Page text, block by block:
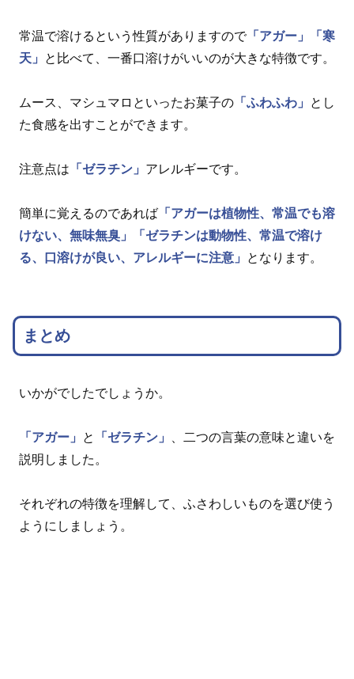
常温で溶けるという性質がありますので「アガー」
「寒
天」
と比べて、一番口溶けがいいのが大きな特徴です。
ムース、マシュマロといったお菓子の 「ふわふわ」
とし
た食感を出すことができます。
注意点は 「ゼラチン」 アレルギーです。
簡単に覚えるのであれば 「アガーは植物性、常温でも溶
けない、無味無臭」
「ゼラチンは動物性、常温で溶け
る、口溶けが良い、アレルギーに注意」
となります。
まとめ
いかがでしたでしょうか。
「アガー」 と 「ゼラチン」
、二つの言葉の意味と違いを
説明しました。
それぞれの特徴を理解して、ふさわしいものを選び使う
ようにしましょう。